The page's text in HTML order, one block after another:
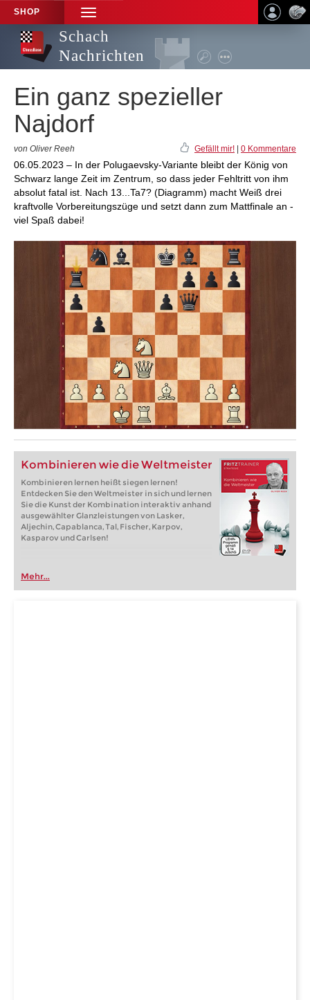
SHOP
TOGGLE
NAVIGATION
Schach
Nachrichten
Ein ganz spezieller
Najdorf
von Oliver Reeh Gefällt mir! 0 Kommentare
06.05.2023 – In der Polugaevsky-Variante bleibt der König von
Schwarz lange Zeit im Zentrum, so dass jeder Fehltritt von ihm
absolut fatal ist. Nach 13...Ta7? (Diagramm) macht Weiß drei
kraftvolle Vorbereitungszüge und setzt dann zum Mattfinale an -
viel Spaß dabei!
Kombinieren wie die Weltmeister
Kombinieren lernen heißt siegen lernen!
Entdecken Sie den Weltmeister in sich und lernen
Sie die Kunst der Kombination interaktiv anhand
ausgewählter Glanzleistungen von Lasker,
Aljechin, Capablanca, Tal, Fischer, Karpov,
Kasparov und Carlsen!
Mehr...